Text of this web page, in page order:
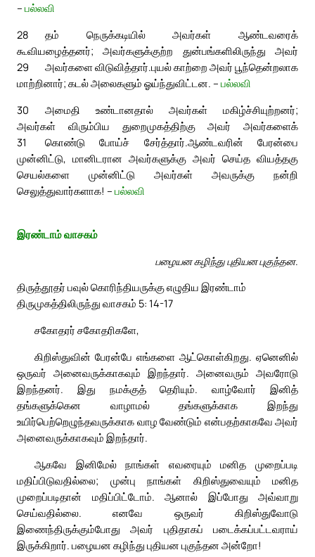
– பல்லவி
28
தம் நெருக்கடியில் அவர்கள் ஆண்டவரைக்
கூவியழைத்தனர்; அவர்களுக்குற்ற துன்பங்களிலிருந்து அவர்
அவர்களை விடுவித்தார்.
29
புயல் காற்றை அவர் பூந்தென்றலாக
மாற்றினார்; கடல் அலைகளும் ஓய்ந்துவிட்டன. – பல்லவி
30
அமைதி உண்டானதால் அவர்கள் மகிழ்ச்சியுற்றனர்;
அவர்கள் விரும்பிய துறைமுகத்திற்கு அவர் அவர்களைக்
கொண்டு போய்ச் சேர்த்தார்.
31
ஆண்டவரின் பேரன்பை
முன்னிட்டு, மானிடரான அவர்களுக்கு அவர் செய்த வியத்தகு
செயல்களை முன்னிட்டு அவர்கள் அவருக்கு நன்றி
செலுத்துவார்களாக! – பல்லவி
இரண்டாம் வாசகம்
பழையன கழிந்து புதியன புகுந்தன.
திருத்தூதர் பவுல் கொரிந்தியருக்கு எழுதிய இரண்டாம்
திருமுகத்திலிருந்து வாசகம் 5: 14-17
சகோதரர் சகோதரிகளே,
கிறிஸ்துவின் பேரன்பே எங்களை ஆட்கொள்கிறது. ஏனெனில்
ஒருவர் அனைவருக்காகவும் இறந்தார். அனைவரும் அவரோடு
இறந்தனர். இது நமக்குத் தெரியும். வாழ்வோர் இனித்
தங்களுக்கென வாழாமல் தங்களுக்காக இறந்து
உயிர்பெற்றெழுந்தவருக்காக வாழ வேண்டும் என்பதற்காகவே அவர்
அனைவருக்காகவும் இறந்தார்.
ஆகவே இனிமேல் நாங்கள் எவரையும் மனித முறைப்படி
மதிப்பிடுவதில்லை; முன்பு நாங்கள் கிறிஸ்துவையும் மனித
முறைப்படிதான் மதிப்பிட்டோம். ஆனால் இப்போது அவ்வாறு
செய்வதில்லை. எனவே ஒருவர் கிறிஸ்துவோடு
இணைந்திருக்கும்போது அவர் புதிதாகப் படைக்கப்பட்டவராய்
இருக்கிறார். பழையன கழிந்து புதியன புகுந்தன அன்றோ!